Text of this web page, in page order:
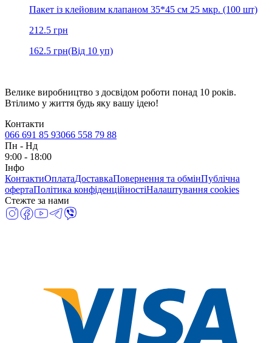
Пакет із клейовим клапаном 35*45 см 25 мкр. (100 шт)
212.5 грн
162.5 грн(Від 10 уп)
Велике виробництво з досвідом роботи понад 10 років.
Втілимо у життя будь яку вашу ідею!
Контакти
066 691 85 93066 558 79 88
Пн - Нд
9:00 - 18:00
Інфо
КонтактиОплатаДоставкаПовернення та обмінПублічна
офертаПолітика конфіденційностіНалаштування cookies
Стежте за нами